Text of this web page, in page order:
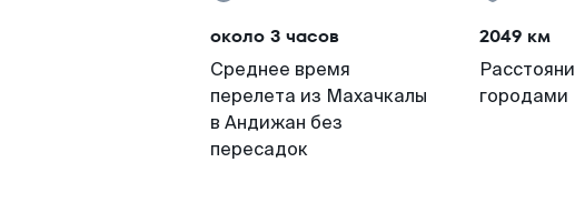
около 3 часов
Среднее время
перелета из Махачкалы
в Андижан без
пересадок
2049 км
городами